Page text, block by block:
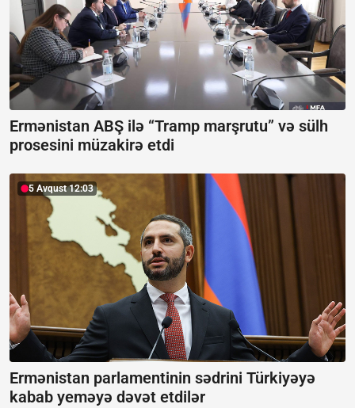
Ermənistan ABŞ ilə “Tramp marşrutu” və sülh
prosesini müzakirə etdi
5 Avqust 12:03
Ermənistan parlamentinin sədrini Türkiyəyə
kabab yeməyə dəvət etdilər